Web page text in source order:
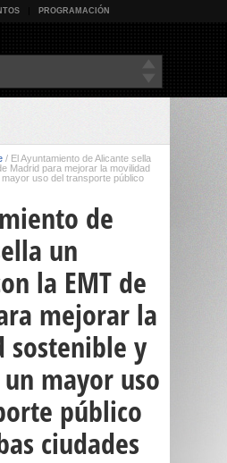
PROGRAMACIÓN
/ El Ayuntamiento de Alicante sella
Madrid para mejorar la movilidad
uso del transporte público
de
un
la EMT de
mejorar la
sostenible y
mayor uso
público
ciudades